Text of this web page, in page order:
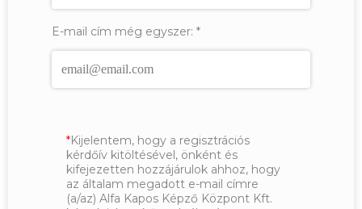
E-mail cím még egyszer: *
Kijelentem, hogy a regisztrációs
kérdőív kitöltésével, önként és
kifejezetten hozzájárulok ahhoz, hogy
az általam megadott e-mail címre
(a/az) Alfa Kapos Képző Központ Kft.